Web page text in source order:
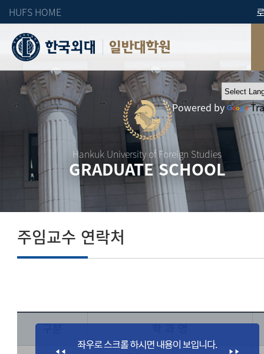
HUFS HOME
일반대학원
Hankuk University of Foreign Studies
GRADUATE SCHOOL
Powered by
주임교수 연락처
구분 학 과 명